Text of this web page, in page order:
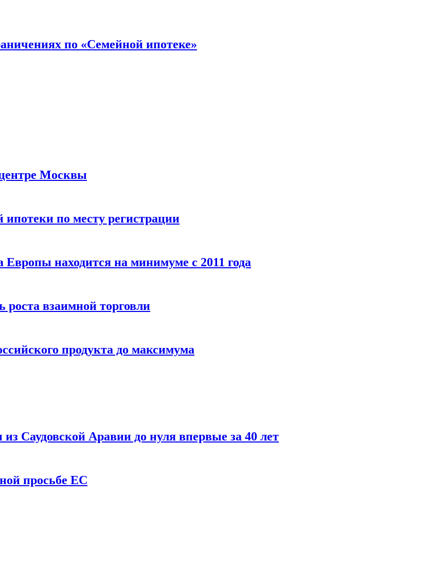
по «Семейной ипотеке»
Москвы
по месту регистрации
находится на минимуме с 2011 года
взаимной торговли
продукта до максимума
Саудовской Аравии до нуля впервые за 40 лет
просьбе ЕС